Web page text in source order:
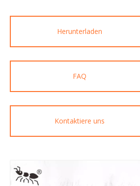
Herunterladen
FAQ
Kontaktiere uns